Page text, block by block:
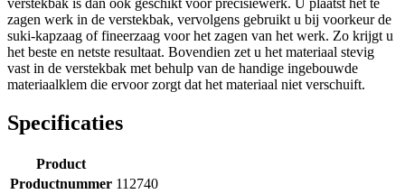
zagen werk in de verstekbak, vervolgens gebruikt u bij voorkeur de
suki-kapzaag of fineerzaag voor het zagen van het werk. Zo krijgt u
het beste en netste resultaat. Bovendien zet u het materiaal stevig
vast in de verstekbak met behulp van de handige ingebouwde
materiaalklem die ervoor zorgt dat het materiaal niet verschuift.
Specificaties
Product
Productnummer 112740